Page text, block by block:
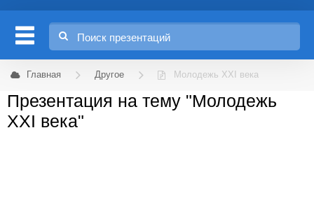
Главная Другое Молодежь XXI века
Презентация на тему "Молодежь
XXI века"